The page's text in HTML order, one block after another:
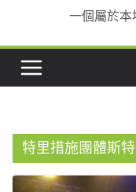
一個屬於
特里措施團體斯